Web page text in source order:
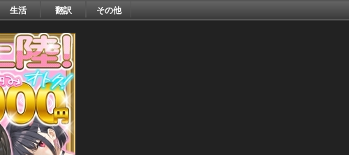
生活 翻訳 その他